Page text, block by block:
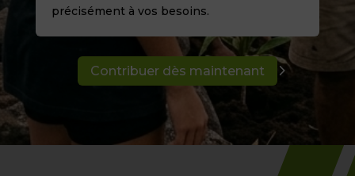
précisément à vos besoins.
Contribuer dès maintenant